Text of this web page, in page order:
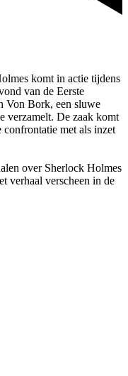
komt in actie tijdens
van de Eerste
Von Bork, een sluwe
verzamelt. De zaak komt
met als inzet
over Sherlock Holmes
verhaal verscheen in de